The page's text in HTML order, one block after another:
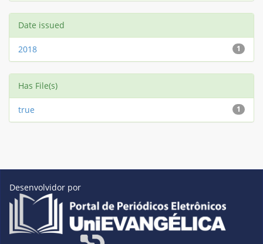
Date issued
1
2018
Has File(s)
1
true
Desenvolvidor por